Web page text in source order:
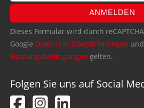
ANMELDEN
Dieses Formular wird durch
Google Datenschutzbestimmungen und
Nutzungsbedingungen gelten.
Folgen Sie uns auf Social